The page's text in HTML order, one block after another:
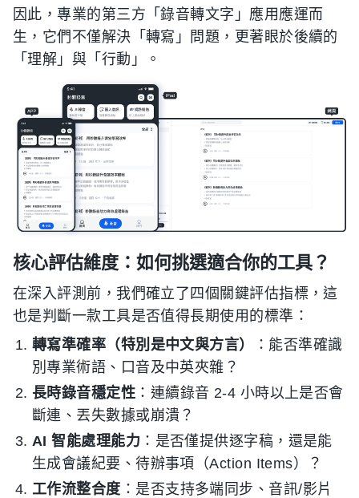
因此，專業的第三方「錄音轉文字」應用應運而
生，它們不僅解決「轉寫」問題，更著眼於後續的
「理解」與「行動」。
核心評估維度：如何挑選適合你的工具？
在深入評測前，我們確立了四個關鍵評估指標，這
也是判斷一款工具是否值得長期使用的標準：
轉寫準確率（特別是中文與方言）
：能否準確識
別專業術語、口音及中英夾雜？
長時錄音穩定性 ：連續錄音 2-4 小時以上是否會
斷連、丟失數據或崩潰？
AI 智能處理能力 ：是否僅提供逐字稿，還是能
生成會議紀要、待辦事項（Action Items）？
工作流整合度 ：是否支持多端同步、音訊/影片